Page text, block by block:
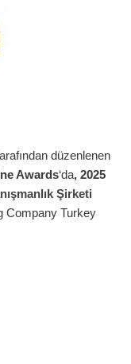
düzenlenen
Awards‘da, 2025
Şirketi
Company Turkey